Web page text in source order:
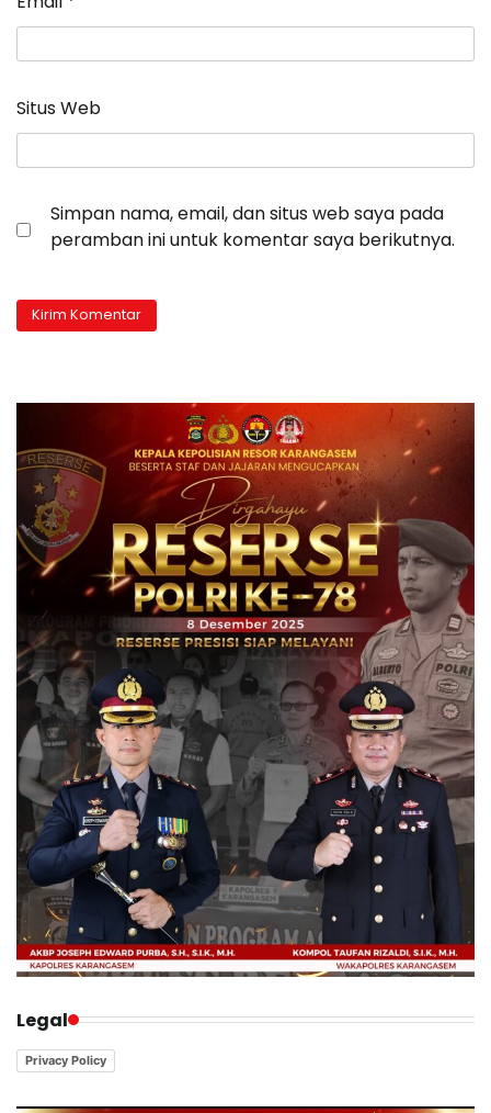
Situs Web
Simpan nama, email, dan situs web saya pada
peramban ini untuk komentar saya berikutnya.
Legal
Privacy Policy